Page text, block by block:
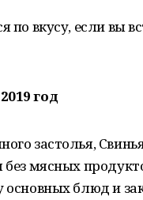
вкусу, если вы
год
застолья,
мясных
блюд и